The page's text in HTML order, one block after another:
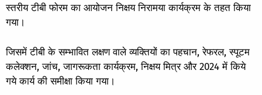
स्तरीय टीबी फोरम का आयोजन निक्षय निरामया कार्यक्रम के तहत किया
गया।
जिसमें टीबी के सम्भावित लक्षण वाले व्यक्तियों का पहचान, रेफरल, स्पूटम
कलेक्शन, जांच, जागरूकता कार्यक्रम, निक्षय मित्र और 2024 में किये
गये कार्य की समीक्षा किया गया।